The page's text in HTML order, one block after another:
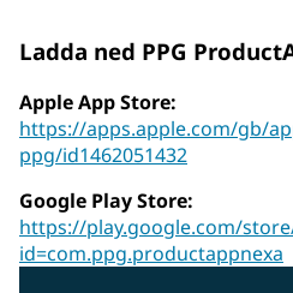
Ladda ned PPG
Apple App Store:
https://apps.apple.com/gb/
ppg/id1462051432
Google Play Store:
https://play.google.com/
id=com.ppg.productappnexa